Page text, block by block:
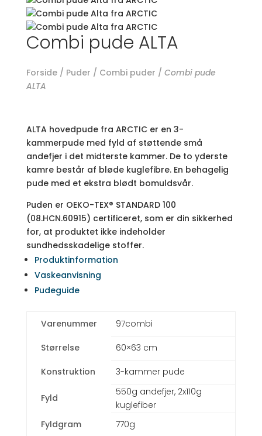
Combi pude ALTA
Forside/ Puder / Combi puder / Combi pude
ALTA
ALTA hovedpude fra ARCTIC er en 3-
kammerpude med fyld af støttende små
andefjer i det midterste kammer. De to yderste
kamre består af bløde kuglefibre. En behagelig
pude med et ekstra blødt bomuldsvår.
Puden er OEKO-TEX® STANDARD 100
(08.HCN.60915) certificeret, som er din sikkerhed
for, at produktet ikke indeholder
sundhedsskadelige stoffer.
Produktinformation
Vaskeanvisning
Pudeguide
Varenummer 97combi
Størrelse 60×63 cm
Konstruktion 3-kammer pude
Fyld
550g andefjer, 2x110g
kuglefiber
Fyldgram
770g